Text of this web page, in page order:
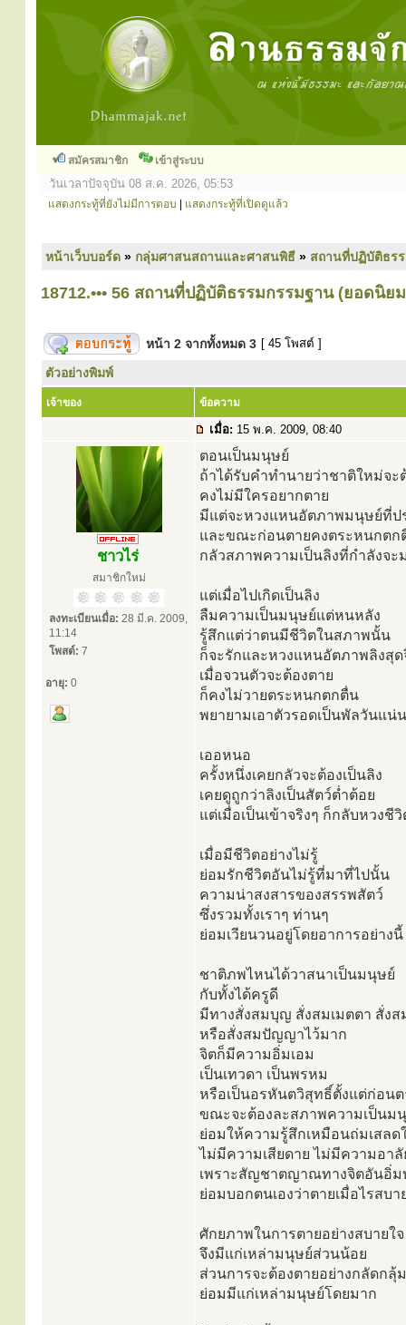
สมัครสมาชิก เข้าสู่ระบบ
วันเวลาปัจจุบัน 08 ส.ค. 2026, 05:53
แสดงกระทู้ที่ยังไม่มีการตอบ แสดงกระทู้ที่เปิดดูแล้ว
หน้าเว็บบอร์ด » กลุ่มศาสนสถานและศาสนพิธี » สถานที่ปฏิบัติธร
18712.••• 56 สถานที่ปฏิบัติธรรมกรรมฐาน (ยอดนิย
หน้า 2 จากทั้งหมด 3 [ 45 โพสต์ ]
ตัวอย่างพิมพ์
เจ้าของ ข้อความ
เมื่อ: 15 พ.ค. 2009, 08:40
ชาวไร่
สมาชิกใหม่
ลงทะเบียนเมื่อ: 28 มี.ค. 2009,
11:14
โพสต์: 7
อายุ: 0
ตอนเป็นมนุษย์
ถ้าได้รับคำทำนายว่าชาติใหม่จะ
คงไม่มีใครอยากตาย
มีแต่จะหวงแหนอัตภาพมนุษย์ที่ป
และขณะก่อนตายคงตระหนกตก
กลัวสภาพความเป็นลิงที่กำลังจะ
แต่เมื่อไปเกิดเป็นลิง
ลืมความเป็นมนุษย์แต่หนหลัง
รู้สึกแต่ว่าตนมีชีวิตในสภาพนั้น
ก็จะรักและหวงแหนอัตภาพลิงสุด
เมื่อจวนตัวจะต้องตาย
ก็คงไม่วายตระหนกตกตื่น
พยายามเอาตัวรอดเป็นพัลวันแน่
เออหนอ
ครั้งหนึ่งเคยกลัวจะต้องเป็นลิง
เคยดูถูกว่าลิงเป็นสัตว์ต่ำต้อย
แต่เมื่อเป็นเข้าจริงๆ ก็กลับหวงชี
เมื่อมีชีวิตอย่างไม่รู้
ย่อมรักชีวิตอันไม่รู้ที่มาที่ไปนั้น
ความน่าสงสารของสรรพสัตว์
ซึ่งรวมทั้งเราๆ ท่านๆ
ย่อมเวียนวนอยู่โดยอาการอย่างนี้
ชาติภพไหนได้วาสนาเป็นมนุษย์
กับทั้งได้ครูดี
มีทางสั่งสมบุญ สั่งสมเมตตา สั่ง
หรือสั่งสมปัญญาไว้มาก
จิตก็มีความอิ่มเอม
เป็นเทวดา เป็นพรหม
หรือเป็นอรหันตวิสุทธิ์ตั้งแต่ก่อนต
ขณะจะต้องละสภาพความเป็นม
ย่อมให้ความรู้สึกเหมือนถ่มเสลด
ไม่มีความเสียดาย ไม่มีความอาลั
เพราะสัญชาตญาณทางจิตอันอิ่
ย่อมบอกตนเองว่าตายเมื่อไรสบ
ศักยภาพในการตายอย่างสบายใจ
จึงมีแก่เหล่ามนุษย์ส่วนน้อย
ส่วนการจะต้องตายอย่างกลัดกลุ้
ย่อมมีแก่เหล่ามนุษย์โดยมาก